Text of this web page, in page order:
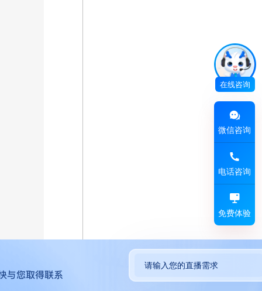
在线咨询
微信咨询
电话咨询
免费体验